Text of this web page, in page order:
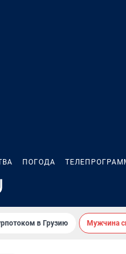
ПОГОДА
в Грузию Мужчина